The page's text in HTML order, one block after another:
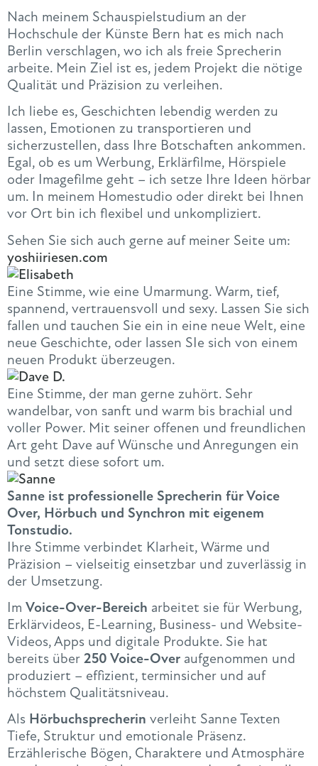
Nach meinem Schauspielstudium an der
Hochschule der Künste Bern hat es mich nach
Berlin verschlagen, wo ich als freie Sprecherin
arbeite. Mein Ziel ist es, jedem Projekt die nötige
Qualität und Präzision zu verleihen.
Ich liebe es, Geschichten lebendig werden zu
lassen, Emotionen zu transportieren und
sicherzustellen, dass Ihre Botschaften ankommen.
Egal, ob es um Werbung, Erklärfilme, Hörspiele
oder Imagefilme geht – ich setze Ihre Ideen hörbar
um. In meinem Homestudio oder direkt bei Ihnen
vor Ort bin ich flexibel und unkompliziert.
Sehen Sie sich auch gerne auf meiner Seite um:
yoshiiriesen.com
Eine Stimme, wie eine Umarmung. Warm, tief,
spannend, vertrauensvoll und sexy. Lassen Sie sich
fallen und tauchen Sie ein in eine neue Welt, eine
neue Geschichte, oder lassen SIe sich von einem
neuen Produkt überzeugen.
Eine Stimme, der man gerne zuhört. Sehr
wandelbar, von sanft und warm bis brachial und
voller Power. Mit seiner offenen und freundlichen
Art geht Dave auf Wünsche und Anregungen ein
und setzt diese sofort um.
Sanne ist professionelle Sprecherin für Voice
Over, Hörbuch und Synchron mit eigenem
Tonstudio.
Ihre Stimme verbindet Klarheit, Wärme und
Präzision – vielseitig einsetzbar und zuverlässig in
der Umsetzung.
Im Voice-Over-Bereich arbeitet sie für Werbung,
Erklärvideos, E-Learning, Business- und Website-
Videos, Apps und digitale Produkte. Sie hat
bereits über 250 Voice-Over aufgenommen und
produziert – effizient, terminsicher und auf
höchstem Qualitätsniveau.
Als Hörbuchsprecherin verleiht Sanne Texten
Tiefe, Struktur und emotionale Präsenz.
Erzählerische Bögen, Charaktere und Atmosphäre